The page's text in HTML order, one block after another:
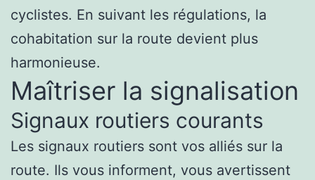
cyclistes. En suivant les régulations, la
cohabitation sur la route devient plus
harmonieuse.
Maîtriser la signalisation
Signaux routiers courants
Les signaux routiers sont vos alliés sur la
route. Ils vous informent, vous avertissent